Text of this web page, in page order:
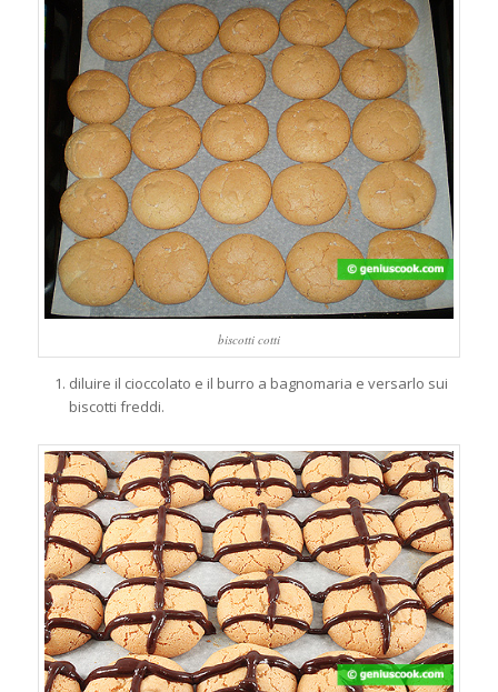
biscotti cotti
diluire il cioccolato e il burro a bagnomaria e versarlo sui
biscotti freddi.